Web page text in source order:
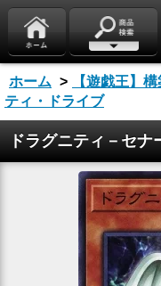
ホーム > 【遊戯王】
ティ・ドライブ
ドラグニティ－セナ